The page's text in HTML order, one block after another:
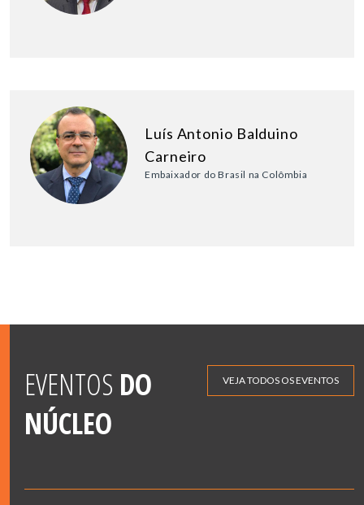
Luís Antonio Balduino
Carneiro
Embaixador do Brasil na Colômbia
EVENTOS DO
NÚCLEO
VEJA TODOS OS EVENTOS